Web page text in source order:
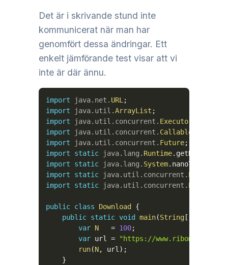
Det är i skrivande stund inte
kommunicerat när man har
genomfört dessa ändringar. Ett
enkelt jämförande test visar att vi
inte är där ännu.
import java. net . URL ;
import
java. util .ArrayList ;
import
java. util . concurrent . ExecutorService
import
java. util . concurrent . Callable
import
java. util . concurrent . Future;
import
static java. lang . Runtime. getRuntime
import
static java. lang . System. nanoTime
import
static java. util . concurrent . Executors
import
static java. util . concurrent . Executors
public class Download
{
public static void main(String [
var N = 100;
var url =
"https://
run(N, url ) ;
}